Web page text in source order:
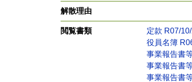
解散理由
閲覧書類
定款 R07/
役員名簿
事業報告書
事業報告書
事業報告書